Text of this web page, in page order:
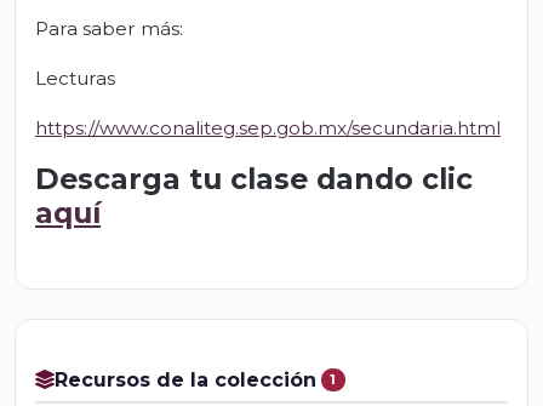
Para saber más:
Lecturas
https://www.conaliteg.sep.gob.mx/secundaria.html
Descarga tu clase dando clic
aquí
Recursos de la colección 1